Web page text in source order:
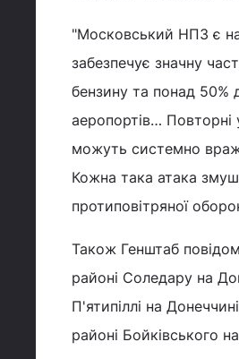
"Московський НПЗ є
забезпечує значну
бензину та понад 50%
аеропортів… Повторні
можуть системно
Кожна така атака
протиповітряної
Також Генштаб
районі Соледару на
П'ятипіллі на
районі Бойківського